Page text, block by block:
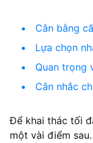
Cân bằng
Lựa chọn
Quan trọng
Cân nhắc
Để khai thác tối
một vài điểm sau.